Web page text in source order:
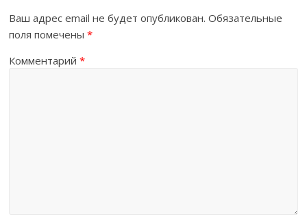
Ваш адрес email не будет опубликован. Обязательные
поля помечены*
Комментарий*